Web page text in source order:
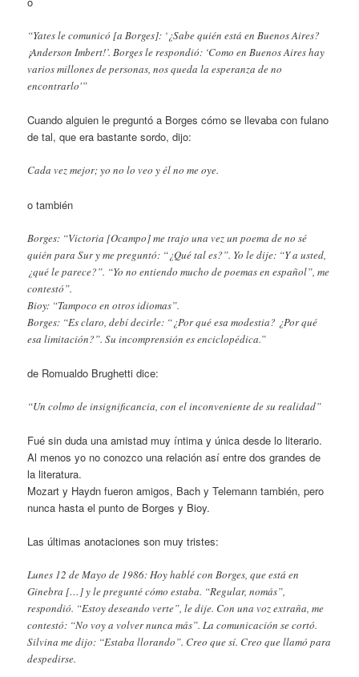
“Yates le comunicó [a Borges]: ‘¿Sabe quién está en Buenos Aires?
¡Anderson Imbert!’. Borges le respondió: ‘Como en Buenos Aires hay
varios millones de personas, nos queda la esperanza de no
encontrarlo'”
Cuando alguien le preguntó a Borges cómo se llevaba con fulano
de tal, que era bastante sordo, dijo:
Cada vez mejor; yo no lo veo y él no me oye.
o también
Borges: “Victoria [Ocampo] me trajo una vez un poema de no sé
quién para Sur y me preguntó: “¿Qué tal es?”. Yo le dije: “Y a usted,
¿qué le parece?”. “Yo no entiendo mucho de poemas en español”, me
contestó”.
Bioy: “Tampoco en otros idiomas”.
Borges: “Es claro, debí decirle: “¿Por qué esa modestia? ¿Por qué
esa limitación?”. Su incomprensión es enciclopédica.”
de Romualdo Brughetti dice:
“Un colmo de insignificancia, con el inconveniente de su realidad”
Fué sin duda una amistad muy íntima y única desde lo literario.
Al menos yo no conozco una relación así entre dos grandes de
la literatura.
Mozart y Haydn fueron amigos, Bach y Telemann también, pero
nunca hasta el punto de Borges y Bioy.
Las últimas anotaciones son muy tristes:
Lunes 12 de Mayo de 1986: Hoy hablé con Borges, que está en
Ginebra […] y le pregunté cómo estaba. “Regular, nomás”,
respondió. “Estoy deseando verte”, le dije. Con una voz extraña, me
contestó: “No voy a volver nunca más”. La comunicación se cortó.
Silvina me dijo: “Estaba llorando”. Creo que sí. Creo que llamó para
despedirse.